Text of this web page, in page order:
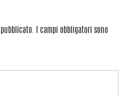
I campi obbligatori sono